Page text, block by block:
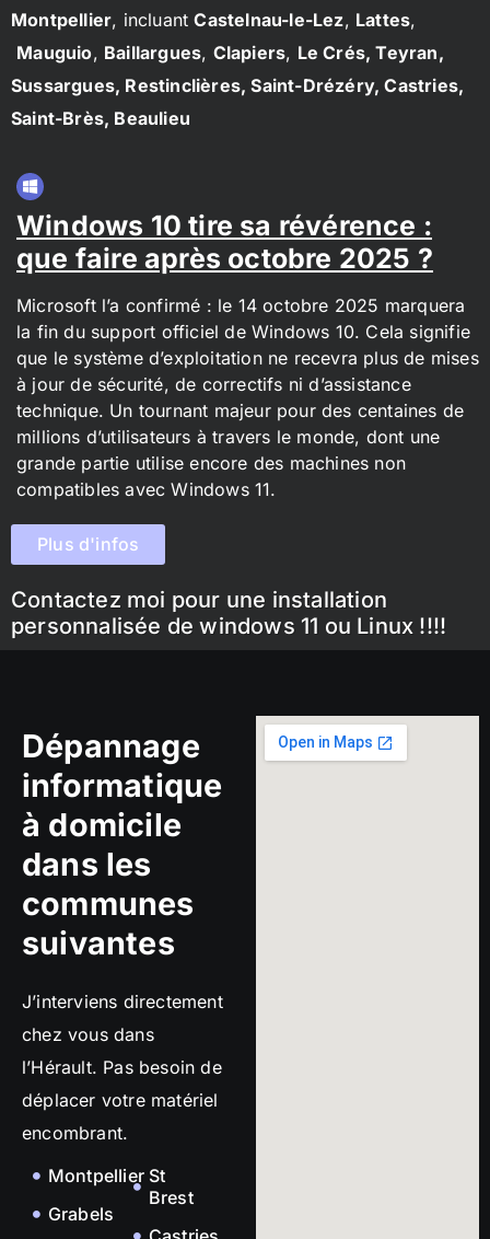
Montpellier, incluantCastelnau-le-Lez, Lattes,
Mauguio, Baillargues, Clapiers, Le Crés, Teyran,
Sussargues, Restinclières, Saint-Drézéry, Castries,
Saint-Brès, Beaulieu
Windows 10 tire sa révérence :
que faire après octobre 2025 ?
Microsoft l’a confirmé : le 14 octobre 2025 marquera
la fin du support officiel de Windows 10. Cela signifie
que le système d’exploitation ne recevra plus de mises
à jour de sécurité, de correctifs ni d’assistance
technique. Un tournant majeur pour des centaines de
millions d’utilisateurs à travers le monde, dont une
grande partie utilise encore des machines non
compatibles avec Windows 11.
Plus d'infos
Contactez moi pour une installation
personnalisée de windows 11 ou Linux !!!!
Dépannage
informatique
à domicile
dans les
communes
suivantes
J’interviens directement
chez vous dans
l’Hérault. Pas besoin de
déplacer votre matériel
encombrant.
Montpellier
Grabels
St
Brest